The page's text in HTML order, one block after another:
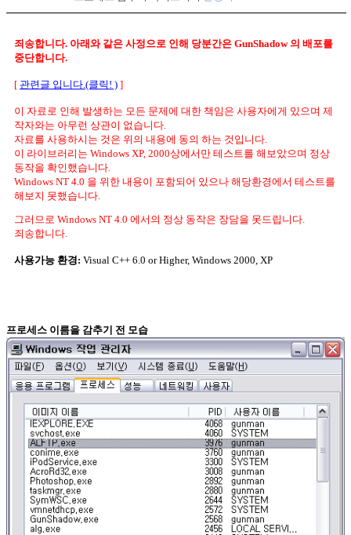
죄송합니다. 아래와 같은 사정으로 인해 당분간은 GunShadow 의 배포를
중단합니다.
[ 관련글 입니다.(클릭! ) ]
이 자료로 인해 발생하는 모든 문제에 대한 책임은 사용자에게 있으며 제
작자와는 아무런 상관이 없습니다.
자료를 사용하시는 것은 위의 내용에 동의 하는 것입니다.
이 라이브러리는 Windows XP, 2000상에서만 테스트를 해보았으며 정상
동작을 확인했습니다.
Windows NT 4.0 을 위한 내용이 포함되어 있으나 해당환경에서 테스트를
해보지 못했습니다.
그러므로 Windows NT 4.0 에서의 정상 동작은 장담을 못드립니다.
죄송합니다.
사용가능 환경: Visual C++ 6.0 or Higher, Windows 2000, XP
프로세스 이름을 감추기 전 모습